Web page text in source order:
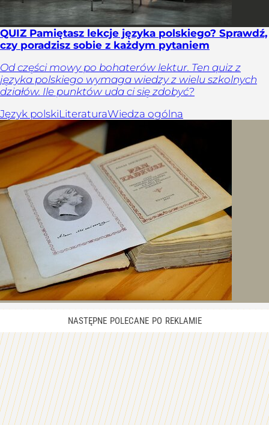
QUIZ Pamiętasz lekcje języka polskiego? Sprawdź,
czy poradzisz sobie z każdym pytaniem
Od części mowy po bohaterów lektur. Ten quiz z
języka polskiego wymaga wiedzy z wielu szkolnych
działów. Ile punktów uda ci się zdobyć?
Język polskiLiteraturaWiedza ogólna